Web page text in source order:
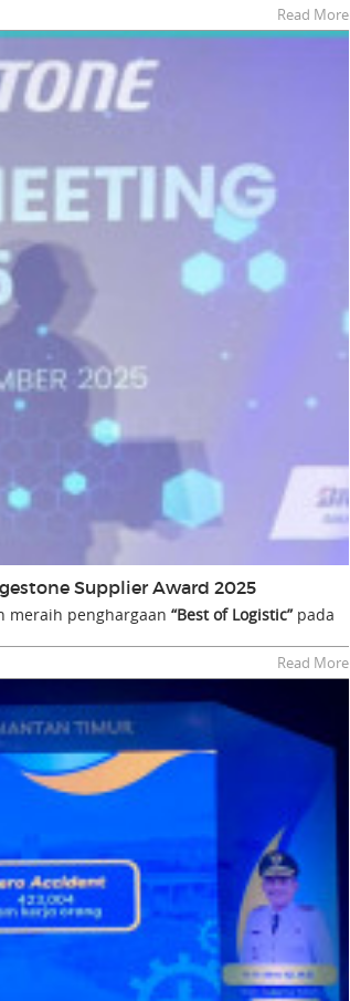
Read More
Supplier Award 2025
meraih penghargaan “Best of Logistic”pada
Read More